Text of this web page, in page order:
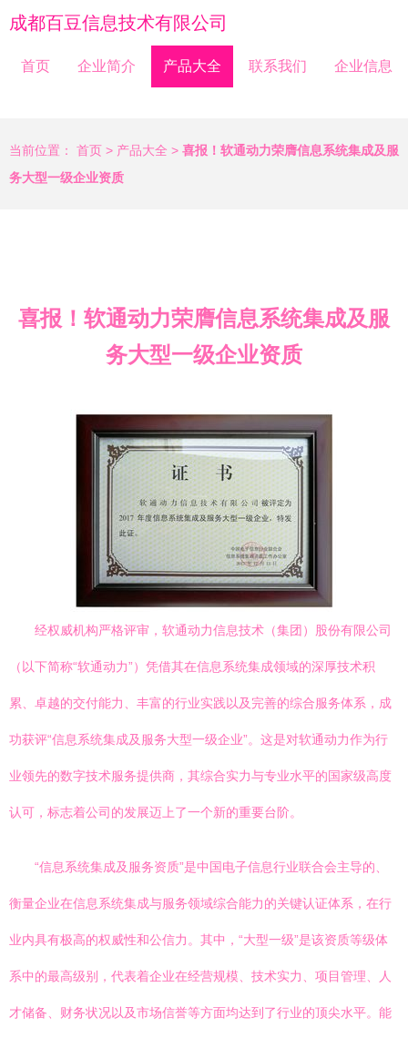
成都百豆信息技术有限公司
首页 企业简介 产品大全 联系我们 企业信息
当前位置： 首页 > 产品大全 > 喜报！软通动力荣膺信息系统集成及服
务大型一级企业资质
喜报！软通动力荣膺信息系统集成及服
务大型一级企业资质
经权威机构严格评审，软通动力信息技术（集团）股份有限公司
（以下简称“软通动力”）凭借其在信息系统集成领域的深厚技术积
累、卓越的交付能力、丰富的行业实践以及完善的综合服务体系，成
功获评“信息系统集成及服务大型一级企业”。这是对软通动力作为行
业领先的数字技术服务提供商，其综合实力与专业水平的国家级高度
认可，标志着公司的发展迈上了一个新的重要台阶。
“信息系统集成及服务资质”是中国电子信息行业联合会主导的、
衡量企业在信息系统集成与服务领域综合能力的关键认证体系，在行
业内具有极高的权威性和公信力。其中，“大型一级”是该资质等级体
系中的最高级别，代表着企业在经营规模、技术实力、项目管理、人
才储备、财务状况以及市场信誉等方面均达到了行业的顶尖水平。能